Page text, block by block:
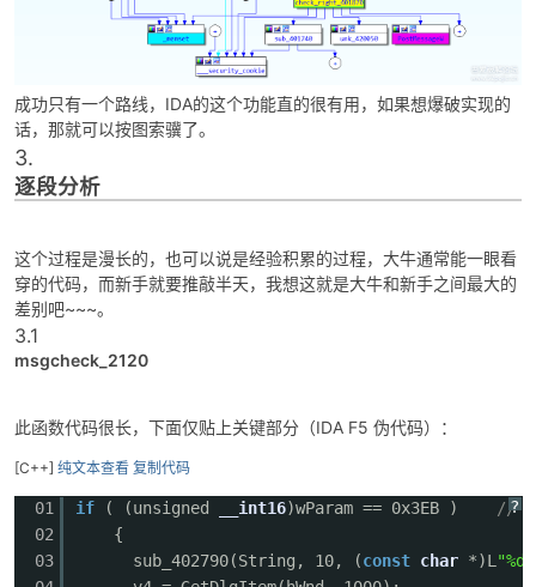
成功只有一个路线，IDA的这个功能直的很有用，如果想爆破实现的
话，那就可以按图索骥了。
3.
逐段分析
这个过程是漫长的，也可以说是经验积累的过程，大牛通常能一眼看
穿的代码，而新手就要推敲半天，我想这就是大牛和新手之间最大的
差别吧~~~。
3.1
msgcheck_2120
此函数代码很长，下面仅贴上关键部分（IDA F5 伪代码）：
[C++] 纯文本查看 复制代码
?
01
02
03
if ( (unsigned __int16)wParam == 0x3EB )
// 点
{
sub_402790(String, 10, (const char *)L "%d"